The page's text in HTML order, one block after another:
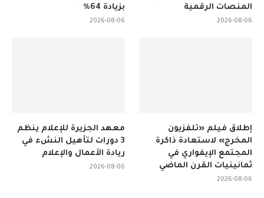
بزيادة 64%
2026-08-06
المنصات الرقمية
2026-08-06
معهد الجزيرة للإعلام ينظم
3 دورات لتأهيل النشء في
ريادة الأعمال والإعلام
2026-08-06
إطلاق فيلم «تلفزيون
المخرج» لاستعادة ذاكرة
المجتمع الإيفواري في
ثمانينيات القرن الماضي
2026-08-06